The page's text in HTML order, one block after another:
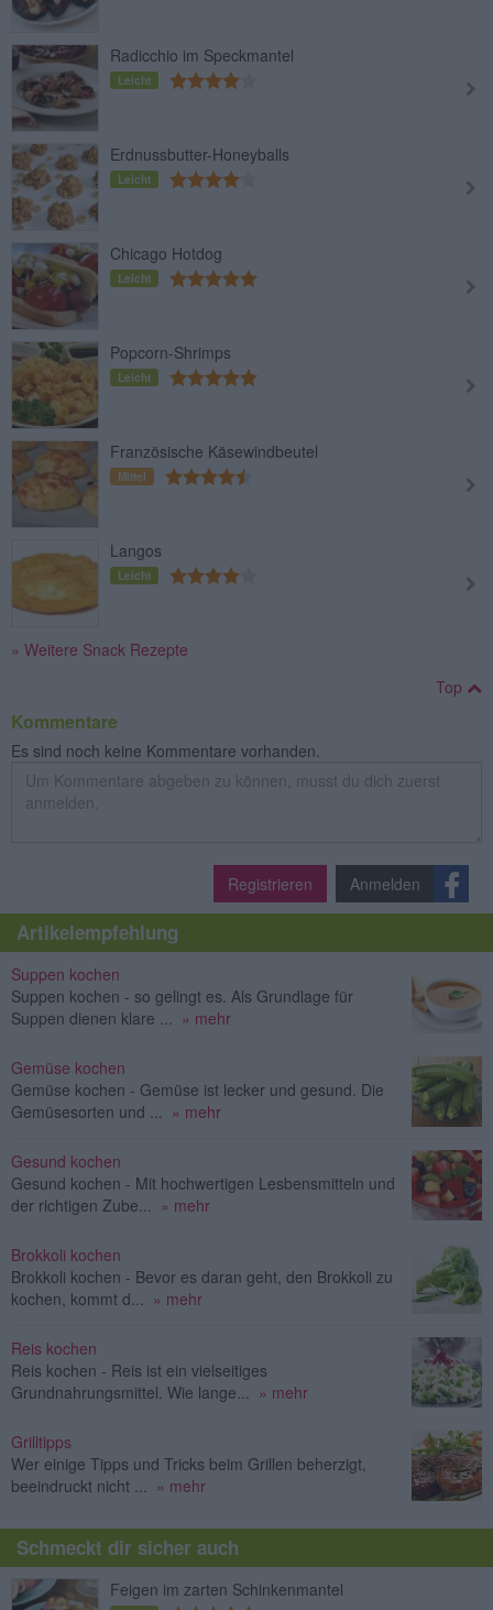
Radicchio im Speckmantel
Leicht
Erdnussbutter-Honeyballs
Leicht
Chicago Hotdog
Leicht
Popcorn-Shrimps
Leicht
Französische Käsewindbeutel
Mittel
Langos
Leicht
» Weitere Snack Rezepte
Top
Kommentare
Es sind noch keine Kommentare vorhanden.
Registrieren Anmelden
Artikelempfehlung
Suppen kochen
Suppen kochen - so gelingt es. Als Grundlage für
Suppen dienen klare ...
» mehr
Gemüse kochen
Gemüse kochen - Gemüse ist lecker und gesund. Die
Gemüsesorten und ...
» mehr
Gesund kochen
Gesund kochen - Mit hochwertigen Lesbensmitteln und
der richtigen Zube...
» mehr
Brokkoli kochen
Brokkoli kochen - Bevor es daran geht, den Brokkoli zu
kochen, kommt d...
» mehr
Reis kochen
Reis kochen - Reis ist ein vielseitiges
Grundnahrungsmittel. Wie lange...
» mehr
Grilltipps
Wer einige Tipps und Tricks beim Grillen beherzigt,
beeindruckt nicht ...
» mehr
Schmeckt dir sicher auch
Feigen im zarten Schinkenmantel